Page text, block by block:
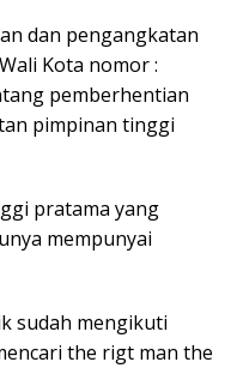
dan pengangkatan
Kota nomor :
pemberhentian
pimpinan tinggi
pratama yang
mempunyai
sudah mengikuti
the rigt man the